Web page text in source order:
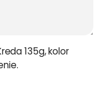
135g, kolor